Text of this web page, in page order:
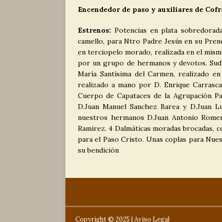
Encendedor de paso y auxiliares de
Estrenos: Potencias en plata
camello, para Ntro Padre Jesús en su
en terciopelo morado, realizada en el
por un grupo de hermanos y devotos.
María Santísima del Carmen, realizado
realizado a mano por D. Enrique
Cuerpo de Capataces de la Agrupación
D.Juan Manuel Sanchez Barea y
nuestros hermanos D.Juan Antonio
Ramírez. 4 Dalmáticas moradas
para el Paso Cristo. Unas coplas para
su bendición
Copyright © 2025 | Aviso Legal